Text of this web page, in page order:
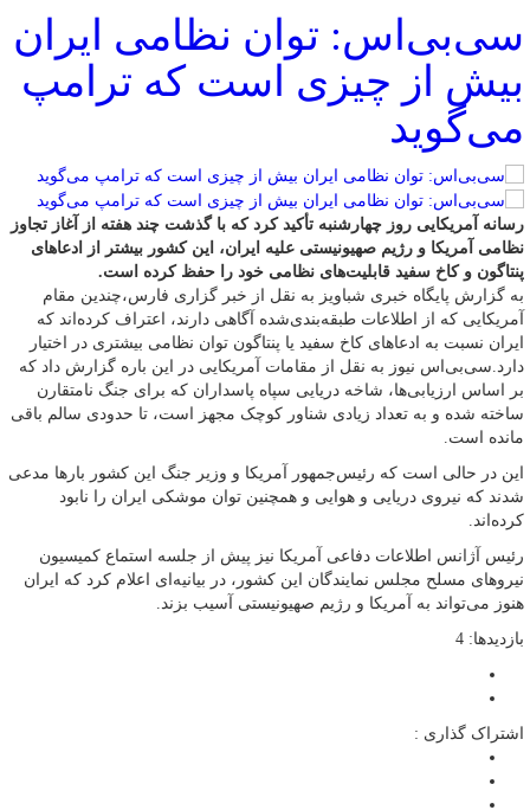
سی‌بی‌اس: توان نظامی ایران
بیش از چیزی است که ترامپ
می‌گوید
رسانه آمریکایی روز چهارشنبه تأکید کرد که با گذشت چند هفته از آغاز تجاوز
نظامی آمریکا و رژیم صهیونیستی علیه ایران، این کشور بیشتر از ادعاهای
پنتاگون و کاخ سفید قابلیت‌های نظامی خود را حفظ کرده است.
به گزارش پایگاه خبری شباویز به نقل از خبر گزاری فارس،چندین مقام
آمریکایی که از اطلاعات طبقه‌بندی‌شده آگاهی دارند، اعتراف کرده‌اند که
ایران نسبت به ادعاهای کاخ سفید یا پنتاگون توان نظامی بیشتری در اختیار
دارد.سی‌بی‌اس نیوز به نقل از مقامات آمریکایی در این باره گزارش داد که
بر اساس ارزیابی‌ها، شاخه دریایی سپاه پاسداران که برای جنگ نامتقارن
ساخته شده و به تعداد زیادی شناور کوچک مجهز است، تا حدودی سالم باقی
مانده است.
این در حالی است که رئیس‌جمهور آمریکا و وزیر جنگ این کشور بارها مدعی
شدند که نیروی دریایی و هوایی و همچنین توان موشکی ایران را نابود
کرده‌اند.
رئیس آژانس اطلاعات دفاعی آمریکا نیز پیش از جلسه استماع کمیسیون
نیروهای مسلح مجلس نمایندگان این کشور، در بیانیه‌ای اعلام کرد که ایران
هنوز می‌تواند به آمریکا و رژیم صهیونیستی آسیب بزند.
بازدیدها: 4
اشتراک گذاری :